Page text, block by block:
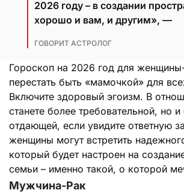
2026 году – в создании
хорошо и вам, и другим», —
ГОВОРИТ АСТРОЛОГ
Гороскоп на 2026 год для
перестать быть «мамочкой» для
Включите здоровый эгоизм. В
станете более требовательной, но
отдающей, если увидите ответную
женщины могут встретить
который будет настроен на
семьи – именно такой, о которой
Мужчина-Рак